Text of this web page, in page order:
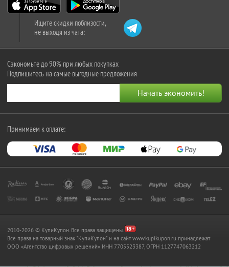
Ищите скидки поблизости,
не выходя из чата:
Сэкономьте до 90% при любых покупках
Подпишитесь на самые выгодные предложения
Принимаем к оплате:
2010-2026 © КупиКупон. Все права защищены.
Все права на товарный знак "КупиКупон" и на сайт www.kupikupon.ru принадлежат
OOO «Агентство цифровых решений» ИНН 7705523387, ОГРН 1127747063212